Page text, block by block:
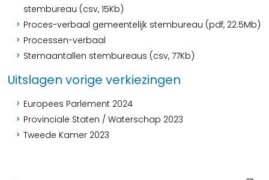
stembureau (csv, 15Kb)
Proces-verbaal gemeentelijk stembureau (pdf, 22.5Mb)
Processen-verbaal
Stemaantallen stembureaus (csv, 77Kb)
Uitslagen vorige verkiezingen
Europees Parlement 2024
Provinciale Staten / Waterschap 2023
Tweede Kamer 2023